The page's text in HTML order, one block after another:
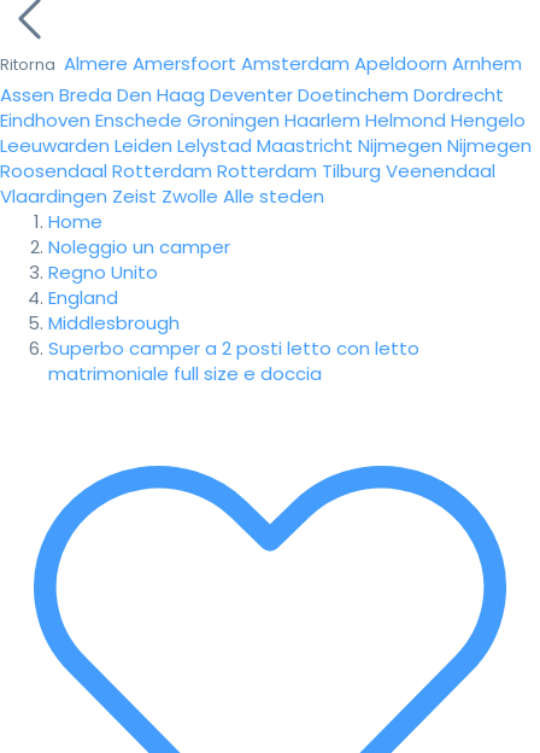
Ritorna Almere Amersfoort Amsterdam Apeldoorn Arnhem
Assen Breda Den Haag DeventerDoetinchem Dordrecht
Eindhoven Enschede Groningen Haarlem Helmond Hengelo
Leeuwarden Leiden Lelystad Maastricht Nijmegen Nijmegen
Roosendaal Rotterdam Rotterdam Tilburg Veenendaal
Vlaardingen Zeist Zwolle Alle steden
Home
Noleggio un camper
Regno Unito
England
Middlesbrough
Superbo camper a 2 posti letto con letto
matrimoniale full size e doccia